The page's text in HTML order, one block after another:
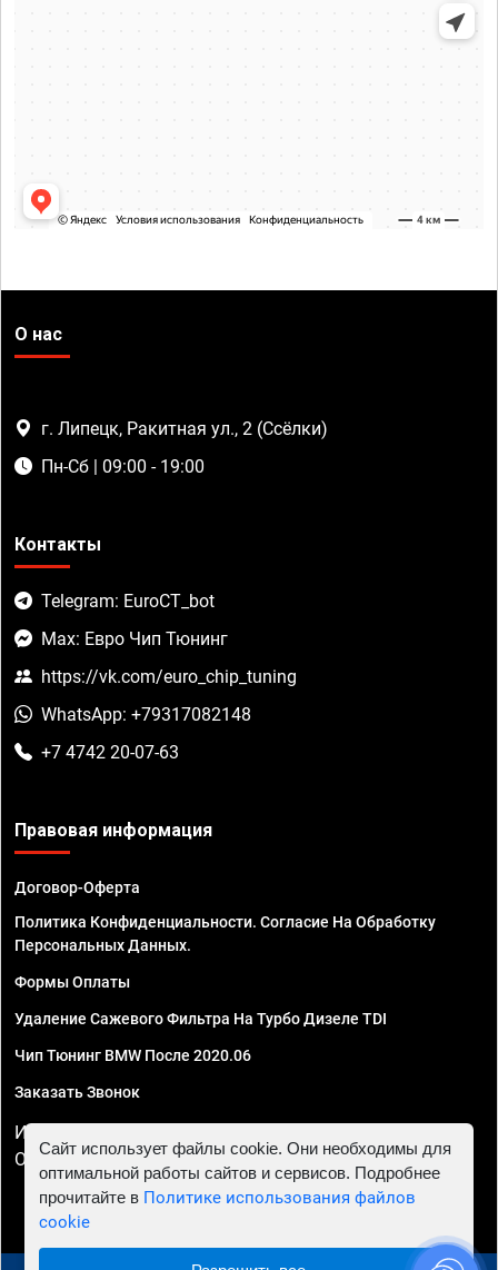
О нас
г. Липецк, Ракитная ул., 2 (Ссёлки)
Пн-Сб | 09:00 - 19:00
Контакты
Telegram: EuroCT_bot
Max: Евро Чип Тюнинг
https://vk.com/euro_chip_tuning
WhatsApp: +79317082148
+7 4742 20-07-63
Правовая информация
Договор-Оферта
Политика Конфиденциальности. Согласие На Обработку
Персональных Данных.
Формы Оплаты
Удаление Сажевого Фильтра На Турбо Дизеле TDI
Чип Тюнинг BMW После 2020.06
Заказать Звонок
ИП Смирнов Георгий Павлович. ИНН 781302555843,
ОГРНИП 324470400032610
Сайт использует файлы cookie. Они необходимы для
оптимальной работы сайтов и сервисов. Подробнее
прочитайте в Политике использования файлов
cookie